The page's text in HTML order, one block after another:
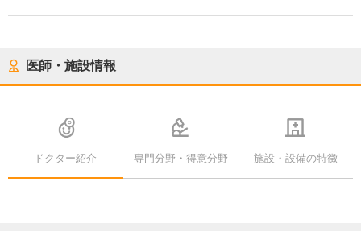
医師・施設情報
ドクター紹介 専門分野・得意分野 施設・設備の特徴